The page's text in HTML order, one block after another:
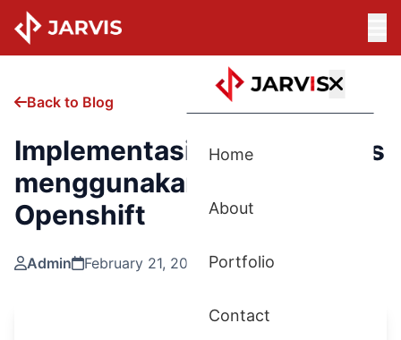
Home
About
Portfolio
Contact
Back to Blog
Implementasi Microservices
menggunakan Redhat
Openshift
Admin February 21, 2025